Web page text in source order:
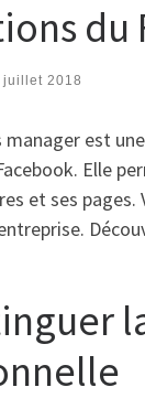
du
juillet 2018
manager est
Elle
et ses pages.